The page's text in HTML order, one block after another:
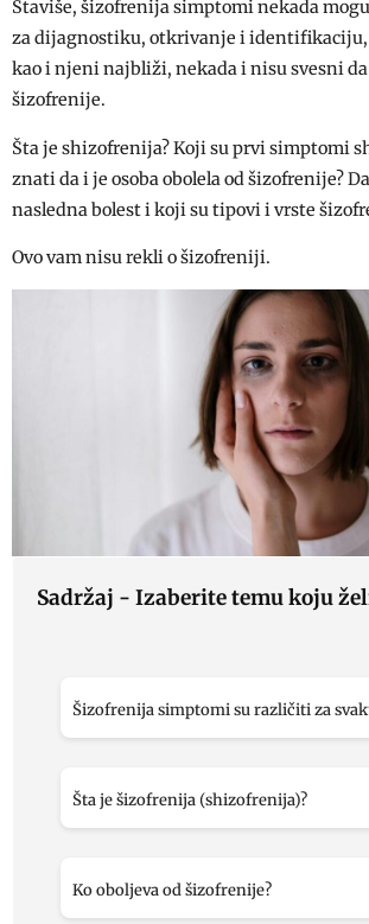
Štaviše, šizofrenija simptomi nekada
za dijagnostiku, otkrivanje i identifikaciju,
kao i njeni najbliži, nekada i nisu svesni
šizofrenije.
Šta je shizofrenija? Koji su prvi simptomi
znati da i je osoba obolela od šizofrenije?
nasledna bolest i koji su tipovi i vrste
Ovo vam nisu rekli o šizofreniji.
Sadržaj - Izaberite temu koju
Šizofrenija simptomi su različiti za
Šta je šizofrenija (shizofrenija)?
Ko oboljeva od šizofrenije?